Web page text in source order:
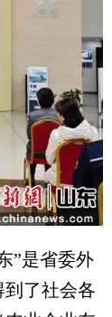
”是省委外
了社会各